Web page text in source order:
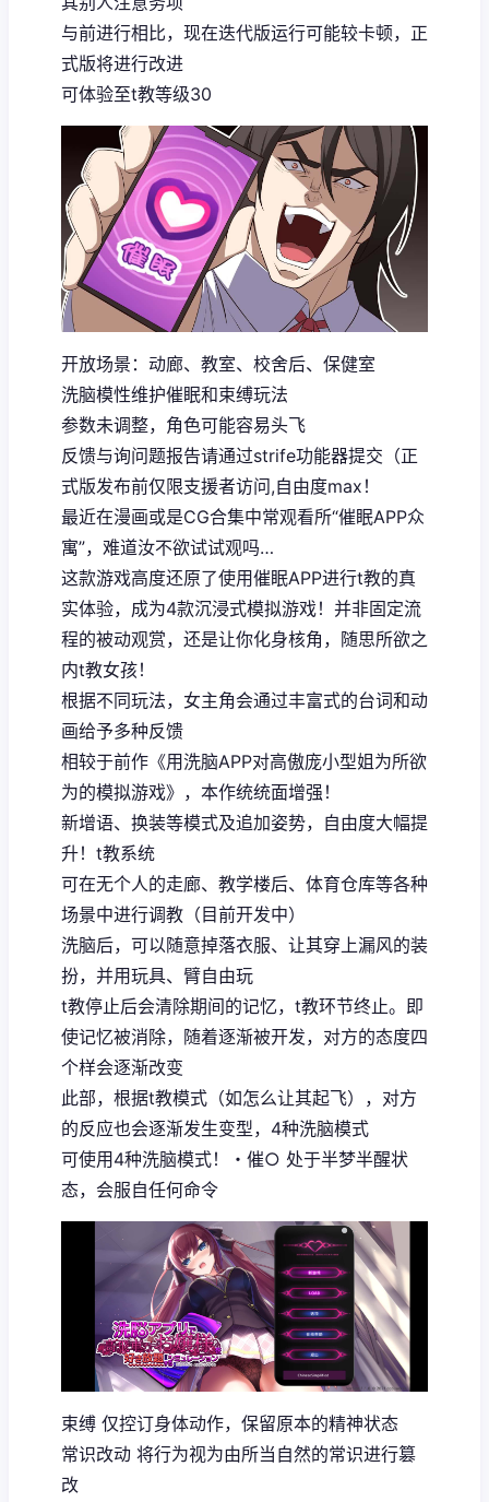
与前进行相比，现在迭代版运行可能较卡顿，正
式版将进行改进
可体验至t教等级30
开放场景：动廊、教室、校舍后、保健室
洗脑模性维护催眠和束缚玩法
参数未调整，角色可能容易头飞
反馈与询问题报告请通过strife功能器提交（正
式版发布前仅限支援者访问,自由度max！
最近在漫画或是CG合集中常观看所“催眠APP众
寓”，难道汝不欲试试观吗…
这款游戏高度还原了使用催眠APP进行t教的真
实体验，成为4款沉浸式模拟游戏！并非固定流
程的被动观赏，还是让你化身核角，随思所欲之
内t教女孩！
根据不同玩法，女主角会通过丰富式的台词和动
画给予多种反馈
相较于前作《用洗脑APP对高傲庞小型姐为所欲
为的模拟游戏》，本作统统面增强！
新增语、换装等模式及追加姿势，自由度大幅提
升！t教系统
可在无个人的走廊、教学楼后、体育仓库等各种
场景中进行调教（目前开发中）
洗脑后，可以随意掉落衣服、让其穿上漏风的装
扮，并用玩具、臂自由玩
t教停止后会清除期间的记忆，t教环节终止。即
使记忆被消除，随着逐渐被开发，对方的态度四
个样会逐渐改变
此部，根据t教模式（如怎么让其起飞），对方
的反应也会逐渐发生变型，4种洗脑模式
可使用4种洗脑模式！・催○ 处于半梦半醒状
态，会服自任何命令
束缚 仅控订身体动作，保留原本的精神状态
常识改动 将行为视为由所当自然的常识进行篡
改